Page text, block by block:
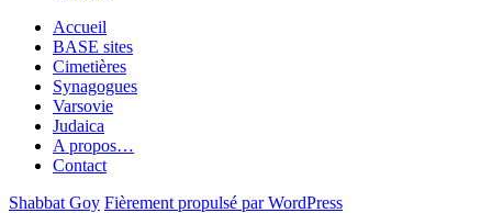
Accueil
BASE sites
Cimetières
Synagogues
Varsovie
Judaica
A propos…
Contact
Shabbat Goy Fièrement propulsé par WordPress